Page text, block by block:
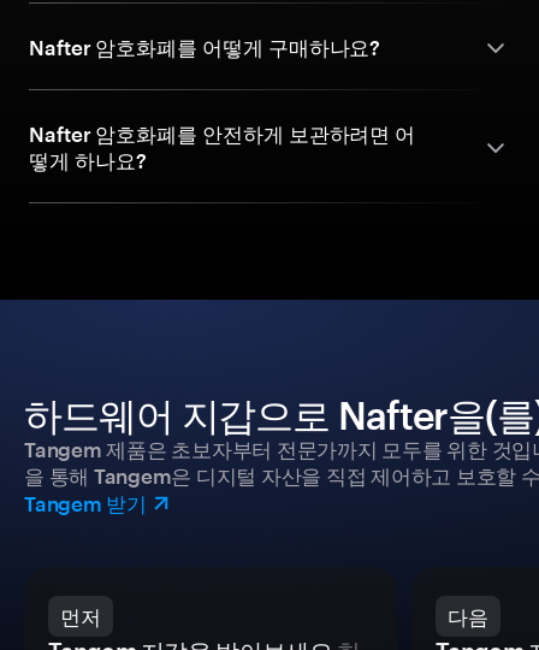
Nafter 암호화폐를 어떻게 구매하나요?
Nafter 암호화폐를 안전하게 보관하려면 어
떻게 하나요?
하드웨어 지갑으로 Nafter을(
Tangem 제품은 초보자부터 전문가까지 모두를 위한 것
을 통해 Tangem은 디지털 자산을 직접 제어하고 보호할
Tangem 받기
먼저 다음